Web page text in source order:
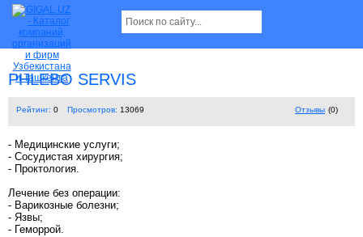
PHLEBO SERVIS
Рейтинг: 0 Просмотров: 13069 Отзывы (0)
- Медицинские услуги;
- Сосудистая хирургия;
- Проктология.
Лечение без операции:
- Варикозные болезни;
- Язвы;
- Геморрой.